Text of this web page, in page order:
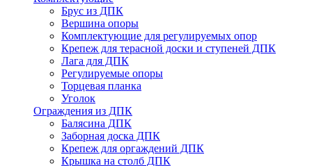
Брус из ДПК
Вершина опоры
Комплектующие для регулируемых опор
Крепеж для терасной доски и ступеней ДПК
Лага для ДПК
Регулируемые опоры
Торцевая планка
Уголок
Ограждения из ДПК
Балясина ДПК
Заборная доска ДПК
Крепеж для оргаждений ДПК
Крышка на столб ДПК